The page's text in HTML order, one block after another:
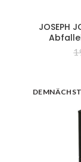
JOSEPH
DEMNÄCHST